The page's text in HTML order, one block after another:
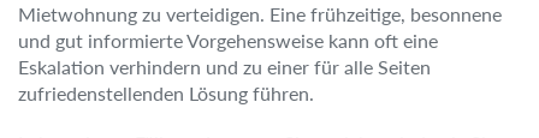
Mietwohnung zu verteidigen. Eine frühzeitige, besonnene
und gut informierte Vorgehensweise kann oft eine
Eskalation verhindern und zu einer für alle Seiten
zufriedenstellenden Lösung führen.